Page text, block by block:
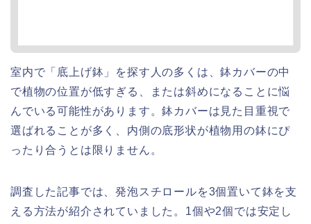
室内で「底上げ鉢」を探す人の多くは、鉢カバーの中
で植物の位置が低すぎる、または斜めになることに悩
んでいる可能性があります。鉢カバーは見た目重視で
選ばれることが多く、内側の底形状が植物用の鉢にぴ
ったり合うとは限りません。
調査した記事では、発泡スチロールを3個置いて鉢を支
える方法が紹介されていました。1個や2個では安定し